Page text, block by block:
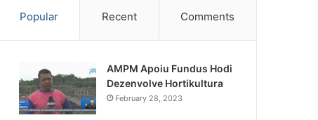
Popular Recent Comments
AMPM Apoiu Fundus Hodi
Dezenvolve Hortikultura
February 28, 2023